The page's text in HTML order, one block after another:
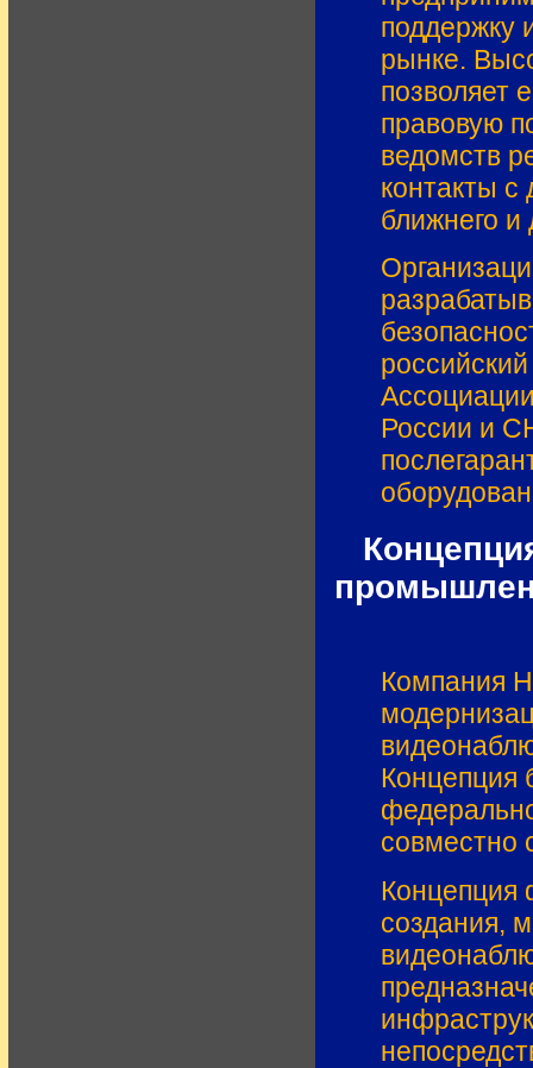
поддержку
рынке.
позволяет
правовую
ведомств
контакты с
ближнего и
России и
Компания
Концепция
совместно
Концепция
создания,